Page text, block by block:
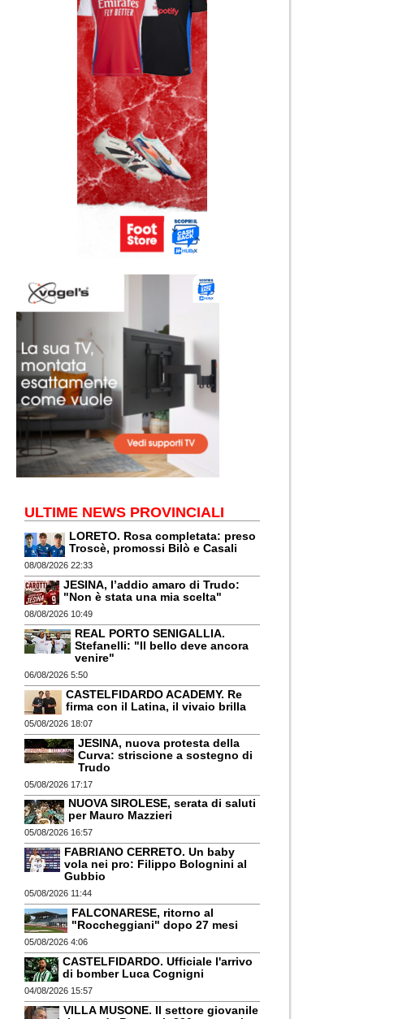
ULTIME NEWS PROVINCIALI
LORETO. Rosa completata: preso
Troscè, promossi Bilò e Casali
08/08/2026 22:33
JESINA, l’addio amaro di Trudo:
"Non è stata una mia scelta"
08/08/2026 10:49
REAL PORTO SENIGALLIA.
Stefanelli: "Il bello deve ancora
venire"
06/08/2026 5:50
CASTELFIDARDO ACADEMY. Re
firma con il Latina, il vivaio brilla
05/08/2026 18:07
JESINA, nuova protesta della
Curva: striscione a sostegno di
Trudo
05/08/2026 17:17
NUOVA SIROLESE, serata di saluti
per Mauro Mazzieri
05/08/2026 16:57
FABRIANO CERRETO. Un baby
vola nei pro: Filippo Bolognini al
Gubbio
05/08/2026 11:44
FALCONARESE, ritorno al
"Roccheggiani" dopo 27 mesi
05/08/2026 4:06
CASTELFIDARDO. Ufficiale l'arrivo
di bomber Luca Cognigni
04/08/2026 15:57
VILLA MUSONE. Il settore giovanile